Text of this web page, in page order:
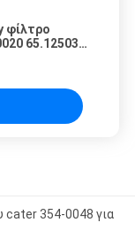
φίλτρο
65.12503-
cater 354-0048 για